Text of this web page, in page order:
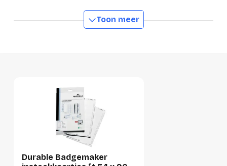
Productformaat
Verpakking
Per stuk
Toon meer
Durable Badgemaker